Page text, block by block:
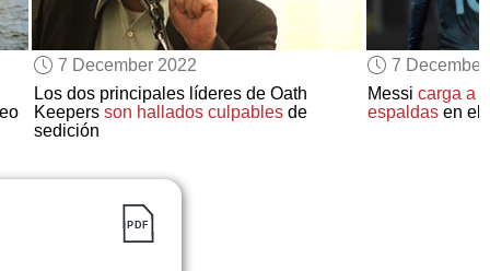
EDUCATIONAL LICENSES
GIFT CARDS
OTHER LANGUAGES
ABOUT US
7 December 2022
Los dos principales líderes de Oath
Keepers son hallados culpablesde
sedición
7
Messicarga a
espaldas en el